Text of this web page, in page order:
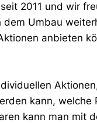
2011 und wir
dem Umbau
anbieten
kann, welche
kann man mit